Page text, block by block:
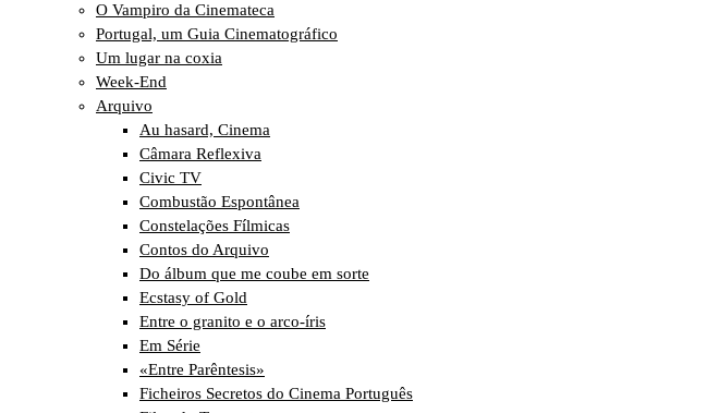
O Vampiro da Cinemateca
Portugal, um Guia Cinematográfico
Um lugar na coxia
Week-End
Arquivo
Au hasard, Cinema
Câmara Reflexiva
Civic TV
Combustão Espontânea
Constelações Fílmicas
Contos do Arquivo
Do álbum que me coube em sorte
Ecstasy of Gold
Entre o granito e o arco-íris
Em Série
«Entre Parêntesis»
Ficheiros Secretos do Cinema Português